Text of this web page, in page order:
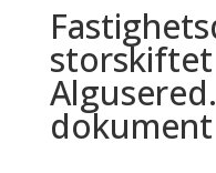
storskiftet